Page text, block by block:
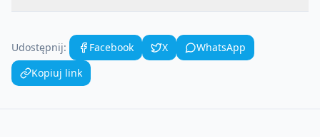
Udostępnij: Facebook X
WhatsApp
Kopiuj link